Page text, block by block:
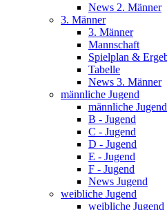
News 2. Männer
3. Männer
3. Männer
Mannschaft
Spielplan &
Tabelle
News 3. Männer
männliche Jugend
männliche Jugend
B - Jugend
C - Jugend
D - Jugend
E - Jugend
F - Jugend
News Jugend
weibliche Jugend
weibliche Jugend